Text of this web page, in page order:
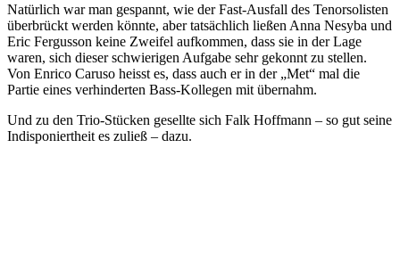
Natürlich war man gespannt, wie der Fast-Ausfall des Tenorsolisten
überbrückt werden könnte, aber tatsächlich ließen Anna Nesyba und
Eric Fergusson keine Zweifel aufkommen, dass sie in der Lage
waren, sich dieser schwierigen Aufgabe sehr gekonnt zu stellen.
Von Enrico Caruso heisst es, dass auch er in der „Met“ mal die
Partie eines verhinderten Bass-Kollegen mit übernahm.
Und zu den Trio-Stücken gesellte sich Falk Hoffmann – so gut seine
Indisponiertheit es zuließ – dazu.